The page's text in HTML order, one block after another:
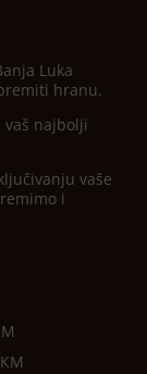
Luka
hranu.
vaš najbolji
vaše
i